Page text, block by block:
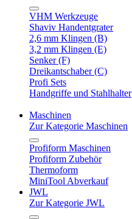
VHM Werkzeuge
Shaviv Handentgrater
2,6 mm Klingen (B)
3,2 mm Klingen (E)
Senker (F)
Dreikantschaber (C)
Profi Sets
Handgriffe und Stahlhalter
Maschinen
Zur Kategorie Maschinen
Profiform Maschinen
Profiform Zubehör
Thermoform
MiniTool Abverkauf
JWL
Zur Kategorie JWL